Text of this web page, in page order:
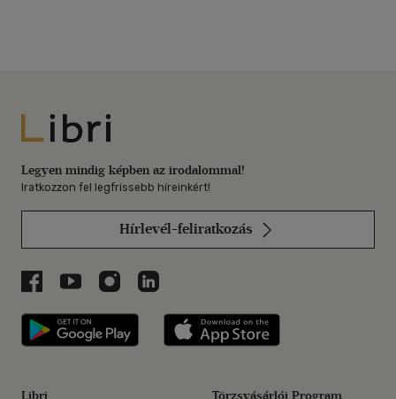
Libri
Legyen mindig képben az irodalommal!
Iratkozzon fel legfrissebb híreinkért!
Hírlevél-feliratkozás
Libri a Facebookon
Libri a Youtube-on
Libri az Instagramon
Libri a LinkedInen
Libri applikáció Szerezd meg: Google
Libri Törzsvásárlói Program